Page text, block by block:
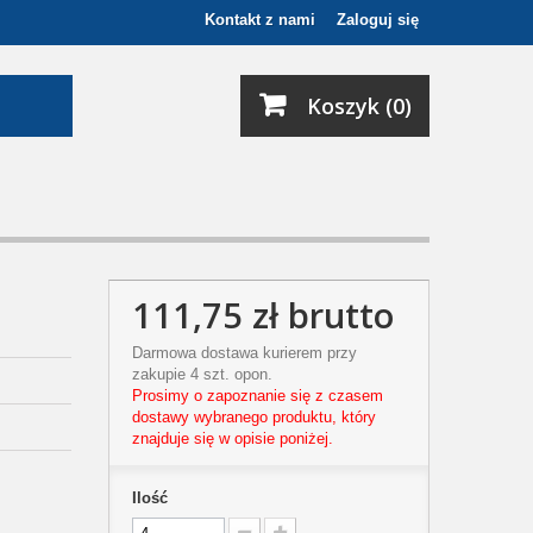
Zaloguj się
Kontakt z nami
Koszyk (0)
111,75 złbrutto
Darmowa dostawa kurierem przy
zakupie 4 szt. opon.
Prosimy o zapoznanie się z czasem
dostawy wybranego produktu, który
znajduje się w opisie poniżej.
Ilość